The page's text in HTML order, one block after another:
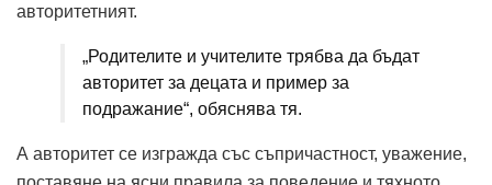
авторитетният.
„Родителите и учителите трябва да бъдат
авторитет за децата и пример за
подражание“, обяснява тя.
А авторитет се изгражда със съпричастност, уважение,